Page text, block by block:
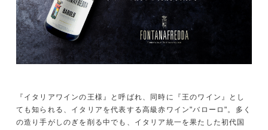
『イタリアワインの王様』と呼ばれ、同時に『王のワイン』とし
ても知られる、イタリアを代表する高級赤ワイン"バローロ"。多く
の造り手がしのぎを削る中でも、イタリア統一を果たした初代国